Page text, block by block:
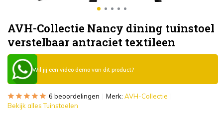
AVH-Collectie Nancy dining tuinstoel
verstelbaar antraciet textileen
Wil jij een video demo van dit product?
6 beoordelingen Merk: AVH-Collectie
Bekijk alles Tuinstoelen